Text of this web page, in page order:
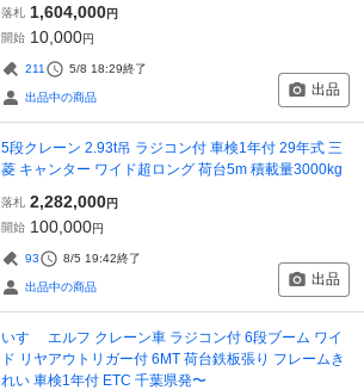
落札 1,604,000円
開始 10,000円
211 5/8 18:29終了
出品中の商品 出品
5段クレーン 2.93t吊 ラジコン付 車検1年付 29年式 三
菱 キャンター ワイド超ロング 荷台5m 積載量3000kg
落札 2,282,000円
開始 100,000円
93 8/5 19:42終了
出品中の商品 出品
いすゞ エルフ クレーン車 ラジコン付 6段ブーム ワイ
ド リヤアウトリガー付 6MT 荷台鉄板張り フレームき
れい 車検1年付 ETC 千葉県発〜